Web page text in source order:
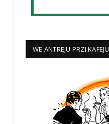
WE ANTREJU PRZI KAFEJU